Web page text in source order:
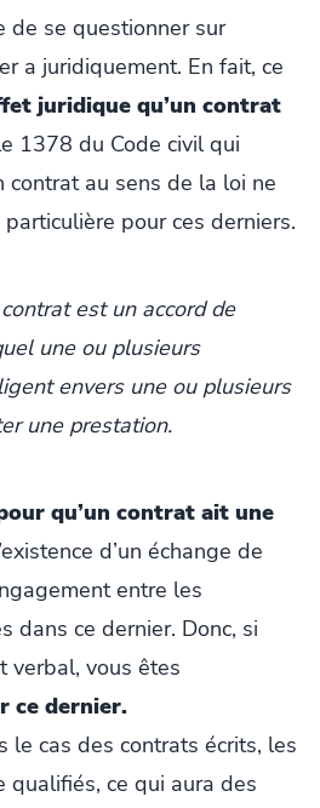
de se questionner sur
a juridiquement. En fait, ce
juridique qu’un contrat
1378 du Code civil qui
contrat au sens de la loi ne
pour ces derniers.
est un accord de
une ou plusieurs
envers une ou plusieurs
une prestation.
qu’un contrat ait une
d’un échange de
entre les
dans ce dernier. Donc, si
verbal, vous êtes
ce dernier.
le cas des contrats écrits, les
qualifiés, ce qui aura des